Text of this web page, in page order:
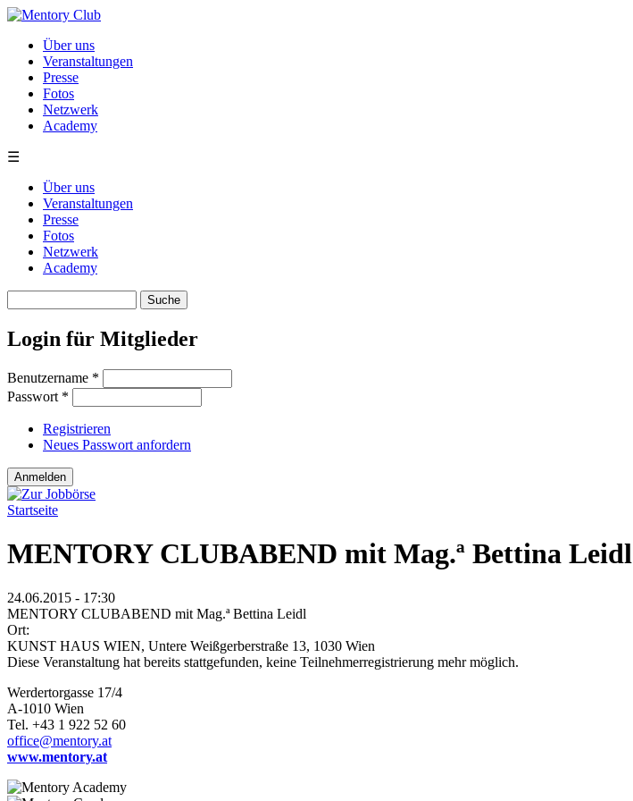
Direkt zum Inhalt
Über uns
Veranstaltungen
Presse
Fotos
Netzwerk
Academy
☰
Über uns
Veranstaltungen
Presse
Fotos
Netzwerk
Academy
Login für Mitglieder
Benutzername *
Passwort *
Registrieren
Neues Passwort anfordern
Startseite
MENTORY CLUBABEND mit Mag.ª Bettina Leidl
24.06.2015 - 17:30
MENTORY CLUBABEND mit Mag.ª Bettina Leidl
Ort:
KUNST HAUS WIEN, Untere Weißgerberstraße 13, 1030 Wien
Diese Veranstaltung hat bereits stattgefunden, keine Teilnehmerregistrierung mehr möglich.
Werdertorgasse 17/4
A-1010 Wien
Tel. +43 1 922 52 60
office@mentory.at
www.mentory.at